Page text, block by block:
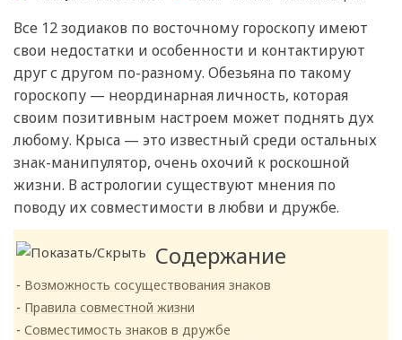
Все 12 зодиаков по восточному гороскопу имеют
свои недостатки и особенности и контактируют
друг с другом по-разному. Обезьяна по такому
гороскопу — неординарная личность, которая
своим позитивным настроем может поднять дух
любому. Крыса — это известный среди остальных
знак-манипулятор, очень охочий к роскошной
жизни. В астрологии существуют мнения по
поводу их совместимости в любви и дружбе.
Содержание
Возможность сосуществования знаков
Правила совместной жизни
Совместимость знаков в дружбе